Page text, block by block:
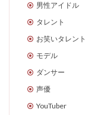
男性アイドル
タレント
お笑いタレント
モデル
ダンサー
声優
YouTuber